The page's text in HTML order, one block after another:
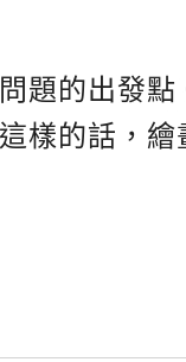
題的出發
樣的話，繪